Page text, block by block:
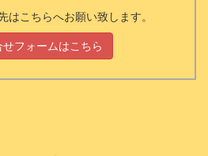
はこちらへお願い致します。
フォームはこちら